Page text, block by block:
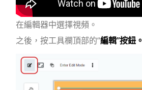
在編輯器中選擇視頻。
之後，按工具欄頂部的“編輯”按鈕。